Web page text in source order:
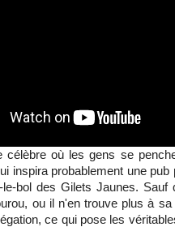
célèbre où les gens se
inspira probablement une
bol des Gilets Jaunes. Sauf
ou il n'en trouve plus à
ce qui pose les